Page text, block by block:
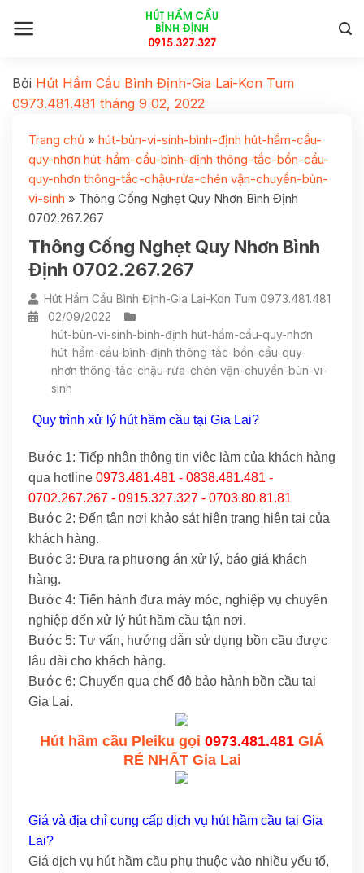
Bởi Hút Hầm Cầu Bình Định-Gia Lai-Kon Tum
0973.481.481 tháng 9 02, 2022
Trang chủ » hút-bùn-vi-sinh-bình-định hút-hầm-cầu-
quy-nhơn hút-hầm-cầu-bình-định thông-tắc-bồn-cầu-
quy-nhơn thông-tắc-chậu-rửa-chén vận-chuyển-bùn-
vi-sinh » Thông Cống Nghẹt Quy Nhơn Bình Định
0702.267.267
Thông Cống Nghẹt Quy Nhơn Bình
Định 0702.267.267
Hút Hầm Cầu Bình Định-Gia Lai-Kon Tum 0973.481.481
02/09/2022
hút-bùn-vi-sinh-bình-định hút-hầm-cầu-quy-nhơn
hút-hầm-cầu-bình-định thông-tắc-bồn-cầu-quy-
nhơn thông-tắc-chậu-rửa-chén vận-chuyển-bùn-vi-
sinh
Quy trình xử lý hút hầm cầu tại Gia Lai?
Bước 1: Tiếp nhận thông tin việc làm của khách hàng
qua hotline 0973.481.481 - 0838.481.481 -
0702.267.267 - 0915.327.327 - 0703.80.81.81
Bước 2: Đến tận nơi khảo sát hiện trạng hiện tại của
khách hàng.
Bước 3: Đưa ra phương án xử lý, báo giá khách
hàng.
Bước 4: Tiến hành đưa máy móc, nghiệp vụ chuyên
nghiệp đến xử lý hút hầm cầu tận nơi.
Bước 5: Tư vấn, hướng dẫn sử dụng bồn cầu được
lâu dài cho khách hàng.
Bước 6: Chuyển qua chế độ bảo hành bồn cầu tại
Gia Lai.
Hút hầm cầu Pleiku gọi 0973.481.481 GIÁ
RẺ NHẤT Gia Lai
Giá và địa chỉ cung cấp dịch vụ hút hầm cầu tại Gia
Lai?
Giá dịch vụ hút hầm cầu phụ thuộc vào nhiều yếu tố,